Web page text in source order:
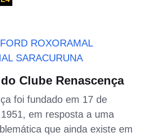
ROXORAMAL
SARACURUNA
Clube Renascença
foi fundado em 17 de
em resposta a uma
que ainda existe em